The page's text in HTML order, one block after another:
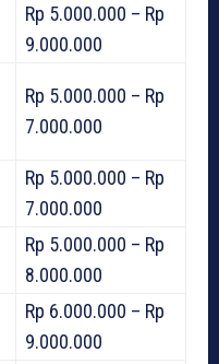
Rp 5.000.000 – Rp
9.000.000
Rp 5.000.000 – Rp
7.000.000
Rp 5.000.000 – Rp
7.000.000
Rp 5.000.000 – Rp
8.000.000
Rp 6.000.000 – Rp
9.000.000